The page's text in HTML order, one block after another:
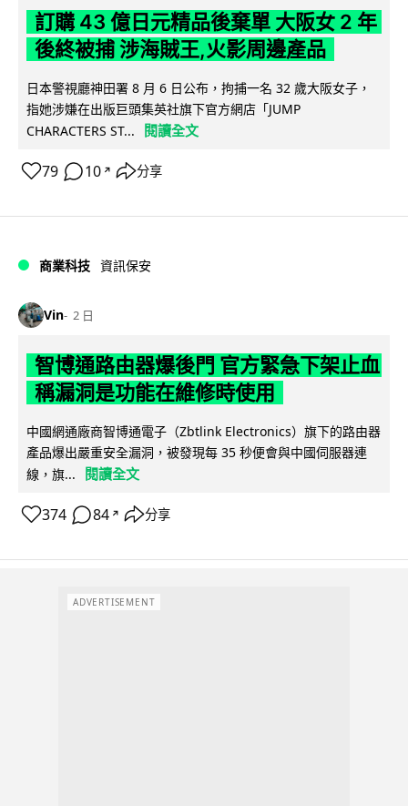
訂購 43 億日元精品後棄單 大阪女 2 年
後終被捕 涉海賊王,火影周邊產品
日本警視廳神田署 8 月 6 日公布，拘捕一名 32 歲大阪女子，
指她涉嫌在出版巨頭集英社旗下官方網店「JUMP
CHARACTERS ST...
閱讀全文
79 10 ↗ 分享
商業科技 資訊保安
Vin 2 日
智博通路由器爆後門 官方緊急下架止血
稱漏洞是功能在維修時使用
中國網通廠商智博通電子（Zbtlink Electronics）旗下的路由器
產品爆出嚴重安全漏洞，被發現每 35 秒便會與中國伺服器連
線，旗...
閱讀全文
374 84 ↗ 分享
ADVERTISEMENT